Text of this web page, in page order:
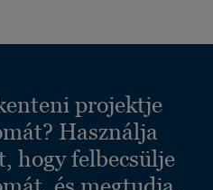
projektje
Használja
hogy felbecsülje